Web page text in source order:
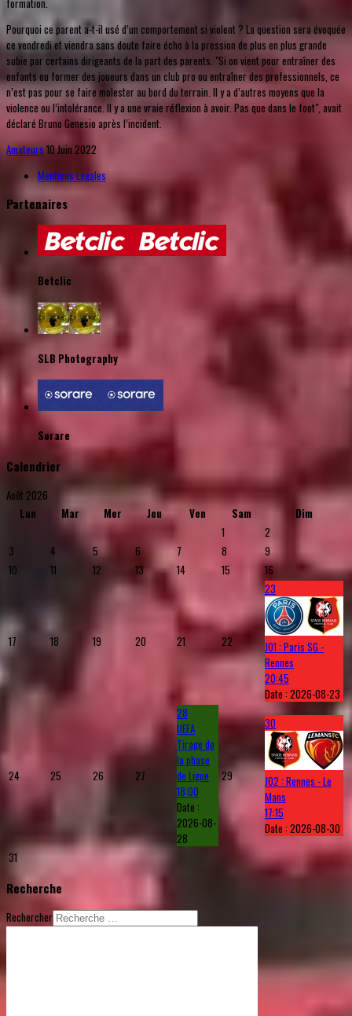
Pourquoi ce parent a-t-il usé d’un comportement si violent ? La question sera évoquée
ce vendredi et viendra sans doute faire écho à la pression de plus en plus grande
subie par certains dirigeants de la part des parents. "Si on vient pour entraîner des
enfants ou former des joueurs dans un club pro ou entraîner des professionnels, ce
n’est pas pour se faire molester au bord du terrain. Il y a d’autres moyens que la
violence ou l’intolérance. Il y a une vraie réflexion à avoir. Pas que dans le foot", avait
déclaré Bruno Genesio après l’incident.
Amateurs10 Juin 2022
Mentions Légales
Partenaires
Betclic
SLB Photography
Sorare
Calendrier
Août 2026
Lun
Mar Mer Jeu Ven Sam
Dim
1
2
3
4 5 6 7 8
9
10
11 12 13 14 15 16
17 18 19 20 21 22
23
J01 : Paris SG -
Rennes
20:45
Date :2026-08-23
24 25 26 27
28
UEFA
Tirage de
la phase
de Ligue
18:00
Date :
2026-08-
28
29
30
J02 : Rennes - Le
Mans
17:15
Date :2026-08-30
31
Recherche
Rechercher